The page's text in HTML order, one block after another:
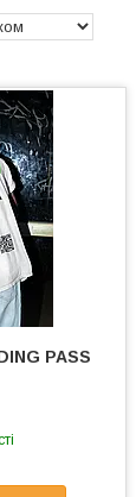
PASS